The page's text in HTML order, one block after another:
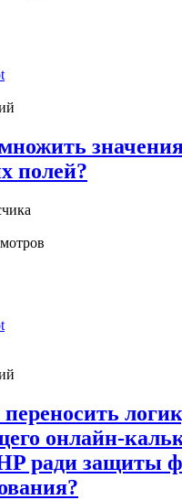
полей?
онлайн-
ради защиты